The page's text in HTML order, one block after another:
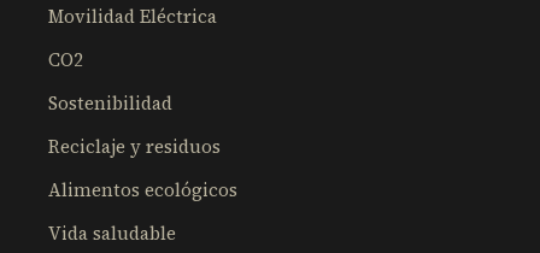
Movilidad Eléctrica
CO2
Sostenibilidad
Reciclaje y residuos
Alimentos ecológicos
Vida saludable